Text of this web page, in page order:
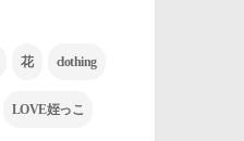
花 clothing
LOVE姪っこ